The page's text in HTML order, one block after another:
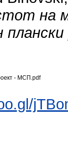
на
- МСП.pdf